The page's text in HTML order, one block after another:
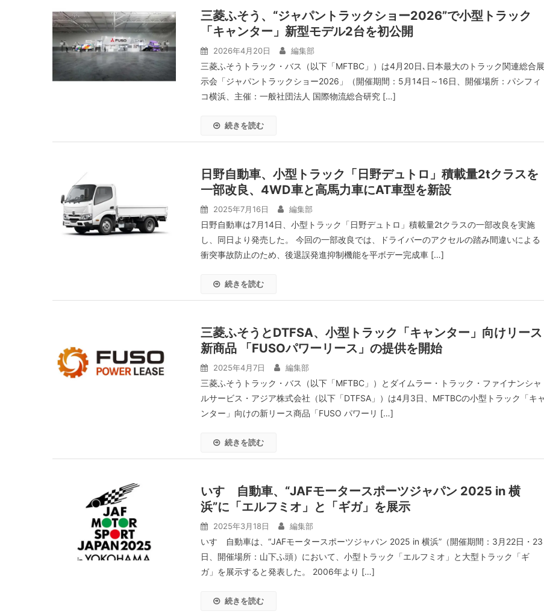
三菱ふそう、“ジャパントラックショー2026”で小型トラック
「キャンター」新型モデル2台を初公開
2026年4月20日 編集部
三菱ふそうトラック・バス（以下「MFTBC」）は4月20日､日本最大のトラック関連総合展
示会「ジャパントラックショー2026」（開催期間：5月14日～16日、開催場所：パシフィ
コ横浜、主催：一般社団法人 国際物流総合研究 […]
続きを読む
日野自動車、小型トラック「日野デュトロ」積載量2tクラスを
一部改良、4WD車と高馬力車にAT車型を新設
2025年7月16日 編集部
日野自動車は7月14日、小型トラック「日野デュトロ」積載量2tクラスの一部改良を実施
し、同日より発売した。 今回の一部改良では、ドライバーのアクセルの踏み間違いによる
衝突事故防止のため、後退誤発進抑制機能を平ボデー完成車 […]
続きを読む
三菱ふそうとDTFSA、小型トラック「キャンター」向けリース
新商品 「FUSOパワーリース」の提供を開始
2025年4月7日 編集部
三菱ふそうトラック・バス（以下「MFTBC」）とダイムラー・トラック・ファイナンシャ
ルサービス・アジア株式会社（以下「DTFSA」）は4月3日、MFTBCの小型トラック「キャ
ンター」向けの新リース商品「FUSO パワーリ […]
続きを読む
いすゞ自動車、“JAFモータースポーツジャパン 2025 in 横
浜”に「エルフミオ」と「ギガ」を展示
2025年3月18日 編集部
いすゞ自動車は、“JAFモータースポーツジャパン 2025 in 横浜”（開催期間：3月22日・23
日、開催場所：山下ふ頭）において、小型トラック「エルフミオ」と大型トラック「ギ
ガ」を展示すると発表した。 2006年より […]
続きを読む